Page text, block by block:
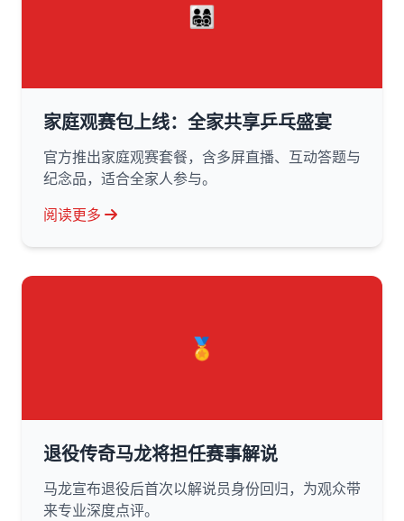
👨‍👩‍👧‍👦
家庭观赛包上线：全家共享乒乓盛宴
官方推出家庭观赛套餐，含多屏直播、互动答题与
纪念品，适合全家人参与。
阅读更多
🏅
退役传奇马龙将担任赛事解说
马龙宣布退役后首次以解说员身份回归，为观众带
来专业深度点评。